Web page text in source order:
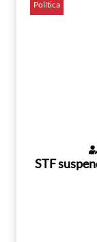
Política
STF